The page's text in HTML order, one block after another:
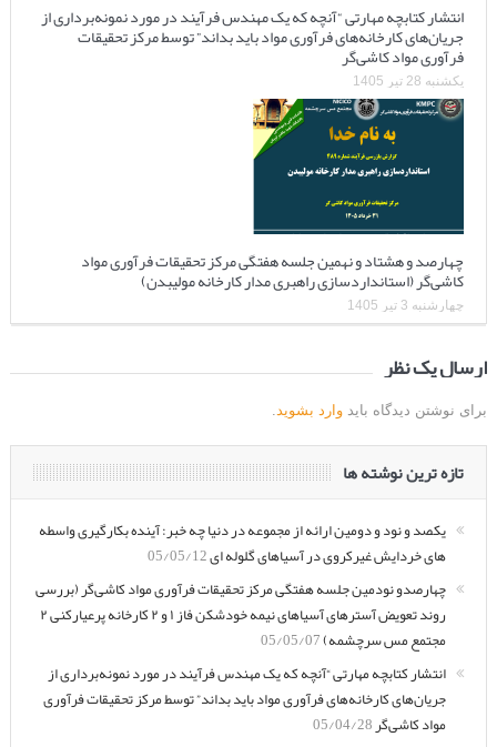
انتشار کتابچه مهارتی “آنچه که یک مهندس فرآیند در مورد نمونه‌برداری از
جریان‌های کارخانه‌های فرآوری مواد باید بداند” توسط مرکز تحقیقات
فرآوری مواد کاشی‌گر
یکشنبه 28 تیر 1405
چهارصد و هشتاد و نهمین جلسه هفتگی مرکز تحقیقات فرآوری مواد
کاشی‌گر (استانداردسازی راهبری مدار کارخانه مولیبدن)
چهارشنبه 3 تیر 1405
ارسال یک نظر
برای نوشتن دیدگاه باید وارد بشوید.
تازه ترین نوشته ها
یکصد و نود و دومین ارائه از مجموعه در دنیا چه خبر: آینده بکارگیری واسطه
های خردایش غیرکروی در آسیاهای گلوله ای05/05/12
چهارصدو نودمین جلسه هفتگی مرکز تحقیقات فرآوری مواد کاشی‌گر (بررسی
روند تعویض آسترهای آسیاهای نیمه خودشکن فاز ۱ و ۲ کارخانه پرعیارکنی ۲
مجتمع مس سرچشمه)05/05/07
انتشار کتابچه مهارتی “آنچه که یک مهندس فرآیند در مورد نمونه‌برداری از
جریان‌های کارخانه‌های فرآوری مواد باید بداند” توسط مرکز تحقیقات فرآوری
مواد کاشی‌گر05/04/28